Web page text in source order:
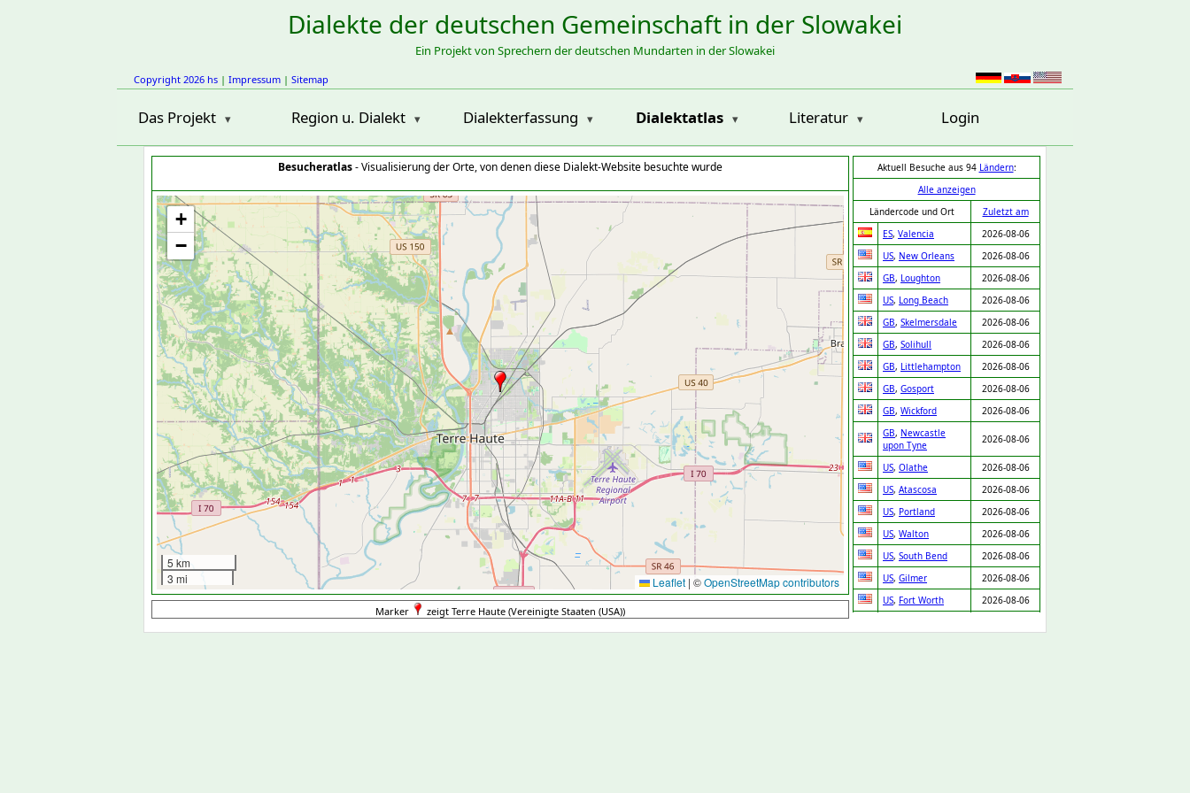
Dialekte der deutschen Gemeinschaft in der Slowakei
Ein Projekt von Sprechern der deutschen Mundarten in der Slowakei
Copyright 2026 hs | Impressum | Sitemap
Das Projekt Region u. Dialekt Dialekterfassung Dialektatlas Literatur Login
Besucheratlas- Visualisierung der Orte, von denen diese Dialekt-Website besuchte wurde
+
−
5 km
3 mi
Leaflet | ©OpenStreetMap contributors
Aktuell Besuche aus 94 Ländern:
Alle anzeigen
Ländercode und Ort
Zuletzt am
ES, Valencia
2026-08-06
US, New Orleans
2026-08-06
GB, Loughton
2026-08-06
US, Long Beach
2026-08-06
GB, Skelmersdale
2026-08-06
GB, Solihull
2026-08-06
GB, Littlehampton
2026-08-06
GB, Gosport
2026-08-06
GB, Wickford
2026-08-06
GB, Newcastle
upon Tyne
2026-08-06
US, Olathe
2026-08-06
US, Atascosa
2026-08-06
US, Portland
2026-08-06
US, Walton
2026-08-06
US, South Bend
2026-08-06
US, Gilmer
2026-08-06
US, Fort Worth
2026-08-06
Marker zeigt Terre Haute (Vereinigte Staaten (USA))